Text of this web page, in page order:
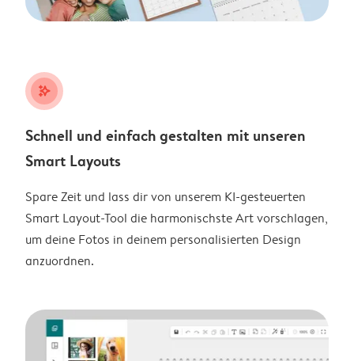
stars_plus
Schnell und einfach gestalten mit unseren
Smart Layouts
Spare Zeit und lass dir von unserem KI-gesteuerten
Smart Layout-Tool die harmonischste Art vorschlagen,
um deine Fotos in deinem personalisierten Design
anzuordnen.